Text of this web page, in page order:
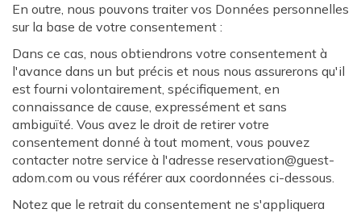
En outre, nous pouvons traiter vos Données personnelles
sur la base de votre consentement :
Dans ce cas, nous obtiendrons votre consentement à
l'avance dans un but précis et nous nous assurerons qu'il
est fourni volontairement, spécifiquement, en
connaissance de cause, expressément et sans
ambiguïté. Vous avez le droit de retirer votre
consentement donné à tout moment, vous pouvez
contacter notre service à l'adresse reservation@guest-
adom.com ou vous référer aux coordonnées ci-dessous.
Notez que le retrait du consentement ne s'appliquera